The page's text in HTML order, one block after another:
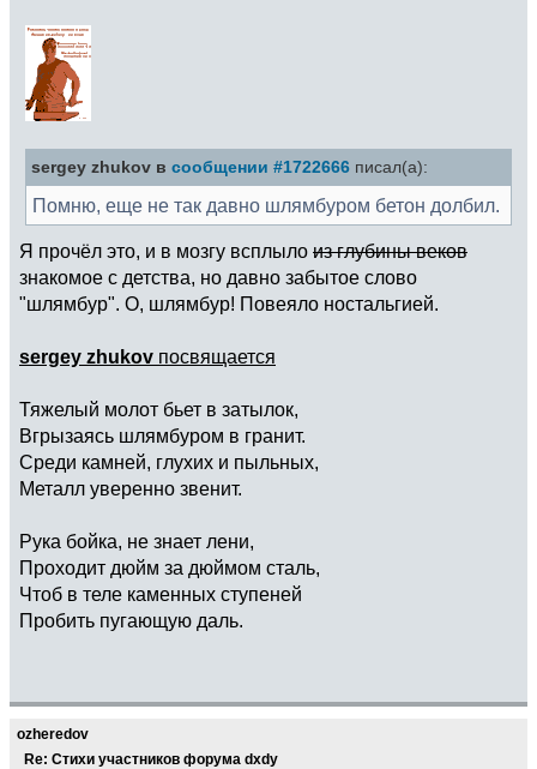
sergey zhukov в сообщении #1722666 писал(а):
Помню, еще не так давно шлямбуром бетон долбил.
Я прочёл это, и в мозгу всплыло из глубины веков
знакомое с детства, но давно забытое слово
"шлямбур". О, шлямбур! Повеяло ностальгией.
sergey zhukov посвящается
Тяжелый молот бьет в затылок,
Вгрызаясь шлямбуром в гранит.
Среди камней, глухих и пыльных,
Металл уверенно звенит.
Рука бойка, не знает лени,
Проходит дюйм за дюймом сталь,
Чтоб в теле каменных ступеней
Пробить пугающую даль.
ozheredov
Re: Стихи участников форума dxdy